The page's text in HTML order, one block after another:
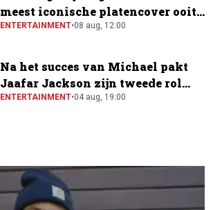
meest iconische platencover ooit
gemaakt
ENTERTAINMENT•08 aug, 12:00
Na het succes van Michael pakt
Jaafar Jackson zijn tweede rol
naast Will Smith
ENTERTAINMENT•04 aug, 19:00